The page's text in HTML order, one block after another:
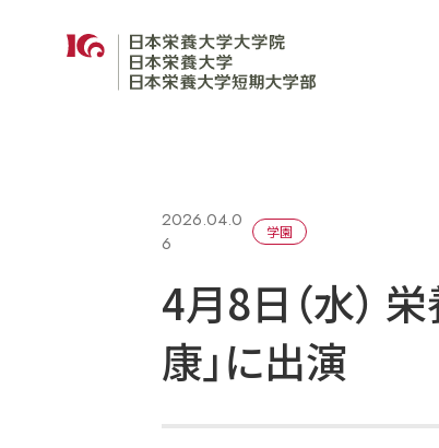
2026.04.0
6
学園
4月8日（水）
康」に出演